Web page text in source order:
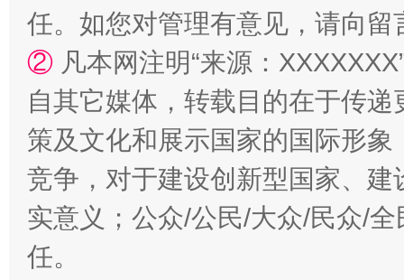
任。如您对管理有意见，请向
② 凡本网注明“来源：
自其它媒体，转载目的在于传
策及文化和展示国家的国际形
竞争，对于建设创新型国家、
实意义；公众/公民/大众/民众/
任。